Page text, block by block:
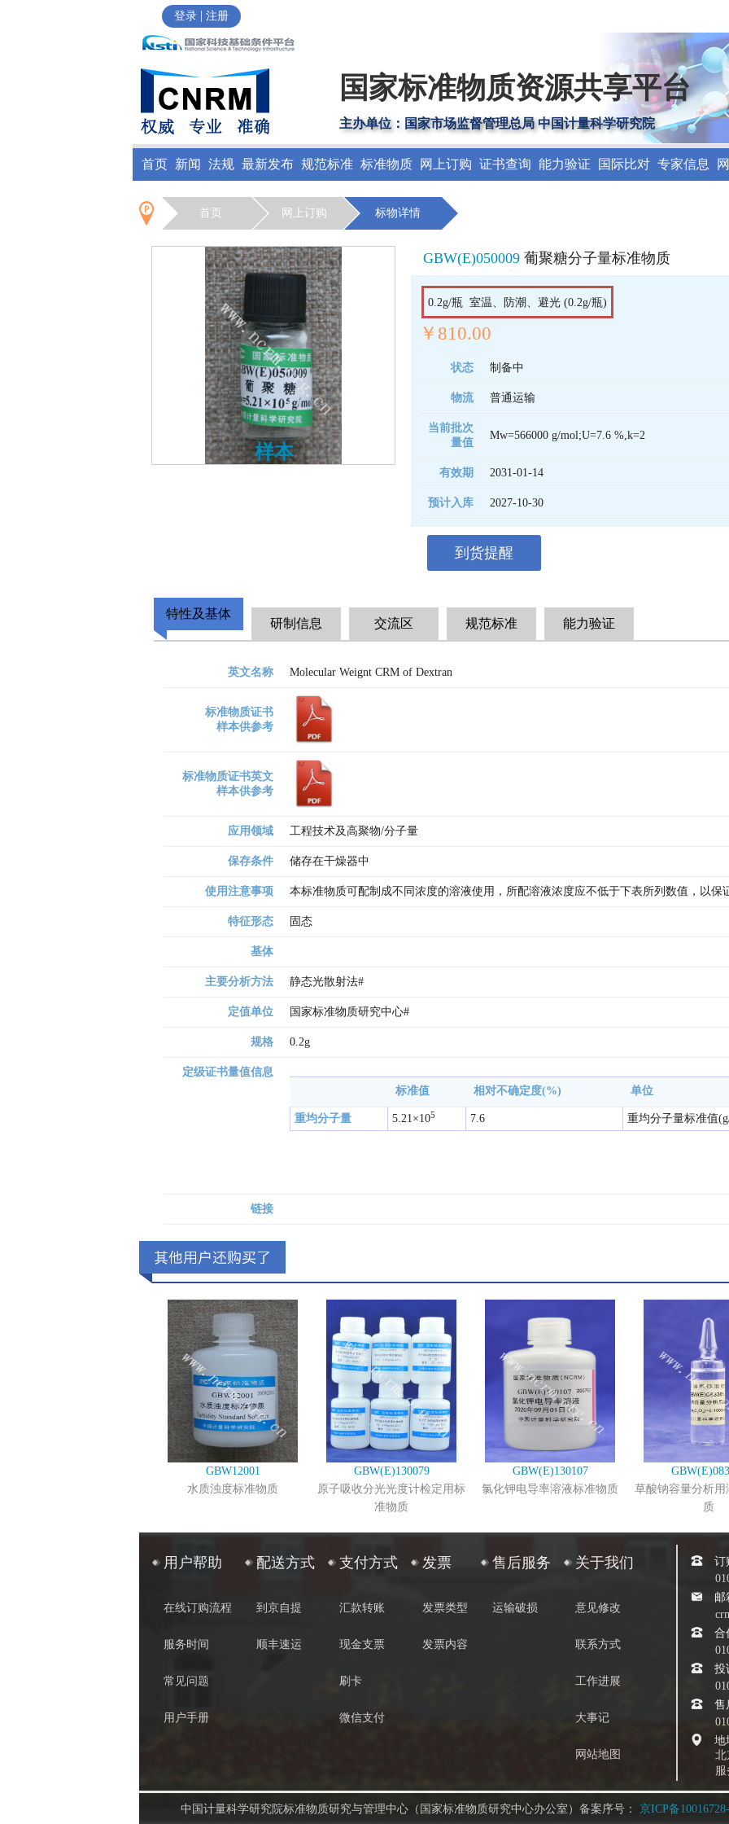
登录 | 注册
国家标准物质资源共享平台
主办单位：国家市场监督管理总局 中国计量科学研究院
首页 新闻 法规 最新发布 规范标准 标准物质 网上订购 证书查询 能力验证 国际比对 专家信息
首页 网上订购 标物详情
样本
GBW(E)050009 葡聚糖分子量标准物质
0.2g/瓶 室温、防潮、避光 (0.2g/瓶)
￥810.00
状态 制备中
物流 普通运输
当前批次
量值
Mw=566000 g/mol;U=7.6 %,k=2
有效期 2031-01-14
预计入库 2027-10-30
到货提醒
特性及基体
研制信息 交流区 规范标准 能力验证
英文名称 Molecular Weignt CRM of Dextran
标准物质证书
样本供参考
标准物质证书英文
样本供参考
应用领域 工程技术及高聚物/分子量
保存条件 储存在干燥器中
使用注意事项 本标准物质可配制成不同浓度的溶液使用，所配溶液浓度应不低于下表所列数值，以保
特征形态 固态
基体
主要分析方法 静态光散射法#
定值单位 国家标准物质研究中心#
规格 0.2g
定级证书量值信息
标准值
相对不确定度(%) 单位
重均分子量 5.21×105 7.6 重均分子量标准值
链接
GBW12001
水质浊度标准物质
GBW(E)130079
原子吸收分光光度计检定用标
准物质
GBW(E)130107
氯化钾电导率溶液标准物质
草酸钠容量分析用
质
用户帮助
在线订购流程
服务时间
常见问题
用户手册
配送方式
到京自提
顺丰速运
支付方式
汇款转账
现金支票
刷卡
微信支付
发票
发票类型
发票内容
售后服务
运输破损
关于我们
意见修改
联系方式
工作进展
大事记
网站地图
订
邮
合
投
售
地
北
中国计量科学研究院标准物质研究与管理中心（国家标准物质研究中心办公室）备案序号： 京ICP备